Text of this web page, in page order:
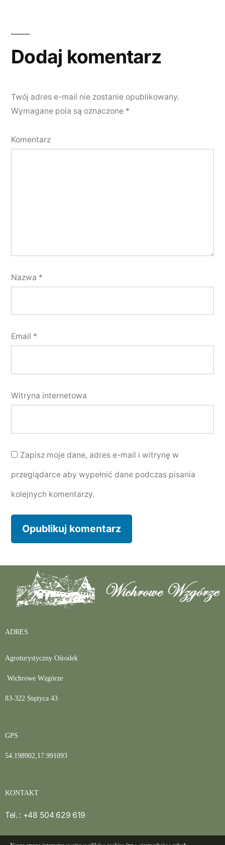
Dodaj komentarz
Twój adres e-mail nie zostanie opublikowany.
Wymagane pola są oznaczone *
Komentarz
Nazwa *
Email *
Witryna internetowa
Zapisz moje dane, adres e-mail i witrynę w
przeglądarce aby wypełnić dane podczas pisania
kolejnych komentarzy.
ADRES
Agroturystyczny Ośrodek
Wichrowe Wzgórze
83-322 Stężyca 43
GPS
54.198902,17.991093
KONTAKT
Tel. : +48 504 629 619